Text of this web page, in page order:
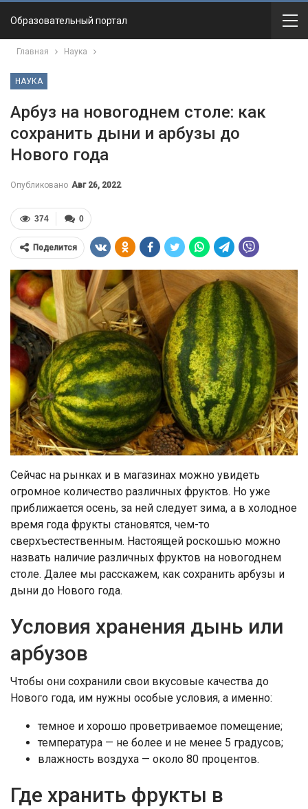
Образовательный портал
Главная Наука
НАУКА
Арбуз на новогоднем столе: как
сохранить дыни и арбузы до
Нового года
Опубликовано Авг 26, 2022
0
374
Поделится
Сейчас на рынках и в магазинах можно увидеть
огромное количество различных фруктов. Но уже
приближается осень, за ней следует зима, а в холодное
время года фрукты становятся, чем-то
сверхъестественным. Настоящей роскошью можно
назвать наличие различных фруктов на новогоднем
столе. Далее мы расскажем, как сохранить арбузы и
дыни до Нового года.
Условия хранения дынь или
арбузов
Чтобы они сохранили свои вкусовые качества до
Нового года, им нужны особые условия, а именно:
темное и хорошо проветриваемое помещение;
температура — не более и не менее 5 градусов;
влажность воздуха — около 80 процентов.
Где хранить фрукты в